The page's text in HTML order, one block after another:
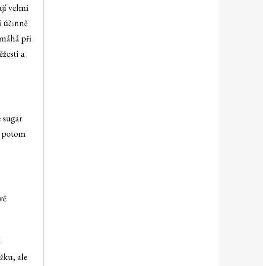
velmi
účinně
při
a
potom
ale